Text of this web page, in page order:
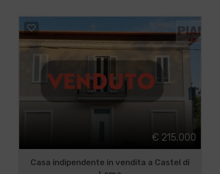
€ 215.000
Casa indipendente in vendita a Castel di